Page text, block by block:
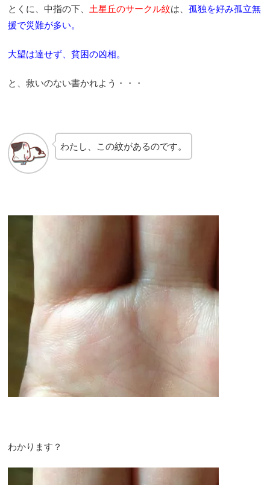
とくに、中指の下、 土星丘のサークル紋は、 孤独を好み孤立無
援で災難が多い。
大望は達せず、 貧困の凶相。
と、救いのない書かれよう・・・
わたし、この紋があるのです。
わかります？